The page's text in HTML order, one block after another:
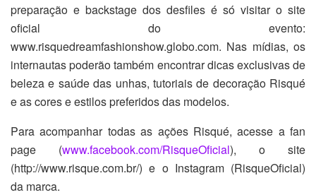
preparação e backstage dos desfiles é só visitar o site
oficial do evento:
www.risquedreamfashionshow.globo.com. Nas mídias, os
internautas poderão também encontrar dicas exclusivas de
beleza e saúde das unhas, tutoriais de decoração Risqué
e as cores e estilos preferidos das modelos.
Para acompanhar todas as ações Risqué, acesse a fan
page (www.facebook.com/RisqueOficial), o site
(http://www.risque.com.br/) e o Instagram (RisqueOficial)
da marca.